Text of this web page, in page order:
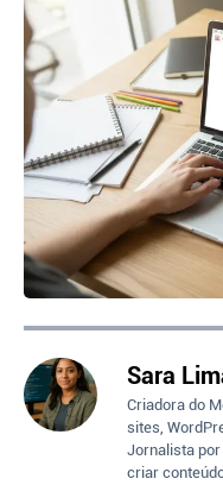
Sara
Criadora do
sites,
Jornalista
criar